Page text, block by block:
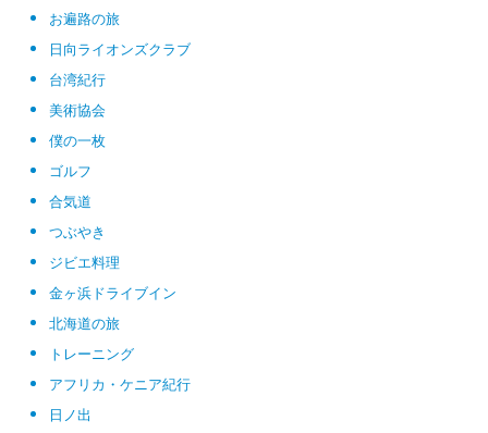
お遍路の旅
日向ライオンズクラブ
台湾紀行
美術協会
僕の一枚
ゴルフ
合気道
つぶやき
ジビエ料理
金ヶ浜ドライブイン
北海道の旅
トレーニング
アフリカ・ケニア紀行
日ノ出